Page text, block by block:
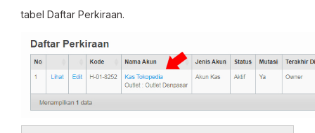
tabel Daftar Perkiraan.